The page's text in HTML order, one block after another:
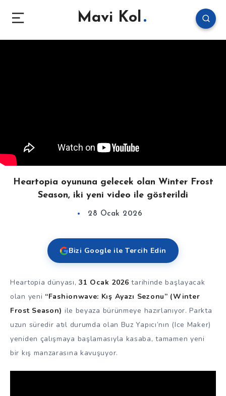
Mavi Kol
Heartopia oyununa gelecek olan Winter Frost
Season, iki yeni video ile gösterildi
28 Ocak 2026
Bizi Google ile Tercih Edin
Heartopia dünyası,31 Ocak 2026 tarihinde başlayacak
olan yeni “Fashionwave: Kış Ayazı Sezonu” (Winter
Frost Season) ile beyaza bürünmeye hazırlanıyor. Parkta
uzun süredir atıl durumda olan Buz Yapıcı’nın (Ice Maker)
yeniden çalışmaya başlamasıyla kasaba, tamamen yeni
bir kış manzarasına kavuşuyor.